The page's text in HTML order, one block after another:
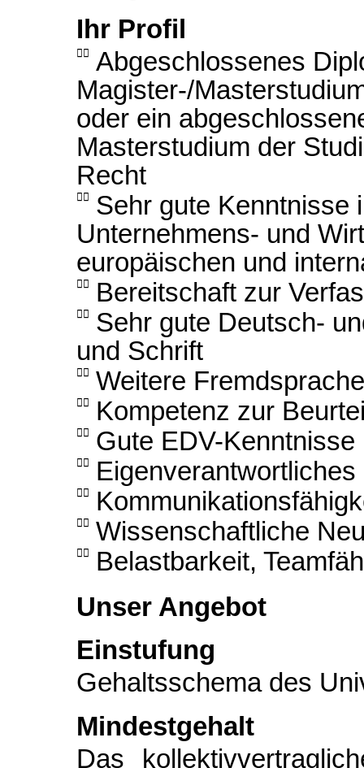
Ihr Profil

Abgeschlossenes
Magister-/
oder ein
Masterstudium der
Recht

Sehr gute Kenntnisse
Unternehmens- und
europäischen und
 Bereitschaft zur

Sehr gute Deutsch-
und Schrift
 Weitere
 Kompetenz zur
 Gute EDV-Kenntnisse


 Wissenschaftliche

Belastbarkeit,
Unser Angebot
Einstufung
Gehaltsschema des
Mindestgehalt
Das